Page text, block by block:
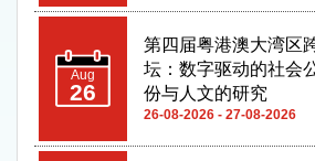
Aug
26
第四届粤港澳大湾区
坛：数字驱动的社会
份与人文的研究
26-08-2026 - 27-08-2026